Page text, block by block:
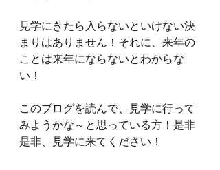
見学にきたら入らないといけない決
まりはありません！それに、来年の
ことは来年にならないとわからな
い！
このブログを読んで、見学に行って
みようかな～と思っている方！是非
是非、見学に来てください！